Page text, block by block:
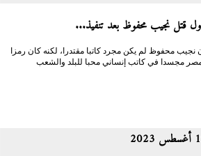
قتل نجيب محفوظ بعد تنفيذ...
محفوظ لم يكن مجرد كاتبا مقتدرا، لكنه كان رمزا
مجسدا في كاتب إنساني محبا للبلد والشعب